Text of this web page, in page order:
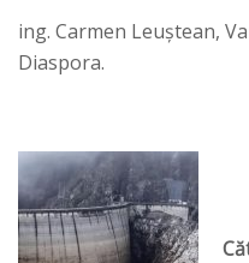
ing. Carmen Leuștean,
Diaspora.